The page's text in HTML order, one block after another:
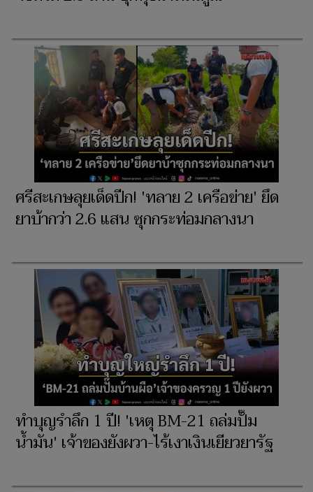
ศรีสะเกษลุยเด็ดปีก! 'ทลาย 2 เครือข่าย' ยึด
ยาบ้ากว่า 2.6 แสน ซุกกระท่อมกลางนา
ทำบุญรำลึก 1 ปี! 'เหตุ BM-21 ถล่มปั๊ม
น้ำมัน' เจ้าของยังผวา-ไร้เงาเงินเยียวยารัฐ